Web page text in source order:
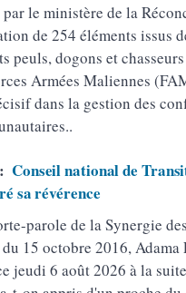
par le ministère de la
de 254 éléments issus
peuls, dogons et
Armées Maliennes
dans la gestion des
Conseil national de
sa révérence
parole de la Synergie
15 octobre 2016, Adama
jeudi 6 août 2026 à la